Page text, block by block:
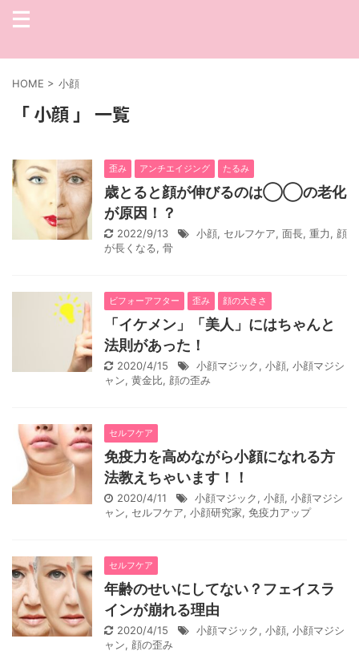
HOME > 小顔
「 小顔 」 一覧
歪み アンチエイジング たるみ
歳とると顔が伸びるのは◯◯の老化
が原因！？
2022/9/13 小顔, セルフケア, 面長, 重力, 顔
が長くなる, 骨
ビフォーアフター 歪み 顔の大きさ
「イケメン」「美人」にはちゃんと
法則があった！
2020/4/15 小顔マジック, 小顔, 小顔マジシ
ャン, 黄金比, 顔の歪み
セルフケア
免疫力を高めながら小顔になれる方
法教えちゃいます！！
2020/4/11 小顔マジック, 小顔, 小顔マジシ
ャン, セルフケア, 小顔研究家, 免疫力アップ
セルフケア
年齢のせいにしてない？フェイスラ
インが崩れる理由
2020/4/15 小顔マジック, 小顔, 小顔マジシ
ャン, 顔の歪み